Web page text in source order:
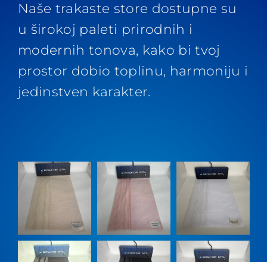
Naše trakaste store dostupne su
u širokoj paleti prirodnih i
modernih tonova, kako bi tvoj
prostor dobio toplinu, harmoniju i
jedinstven karakter.